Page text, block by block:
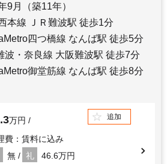
9月（築11年）
本線 ＪＲ難波駅 徒歩1分
四つ橋線 なんば駅 徒歩5分
波・奈良線 大阪難波駅 徒歩7分
御堂筋線 なんば駅 徒歩8分
万円
費：賃料に込み
無 礼
46.6万円
追加